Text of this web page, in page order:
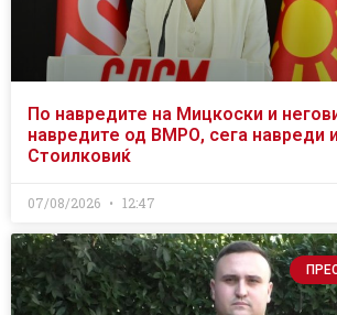
По навредите на Мицкоски и
навредите од ВМРО, сега навреди
Стоилковиќ
07/08/2026 12:47